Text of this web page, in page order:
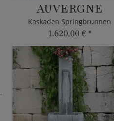
AUVERGNE
Kaskaden Springbrunnen
1.620,00 € *